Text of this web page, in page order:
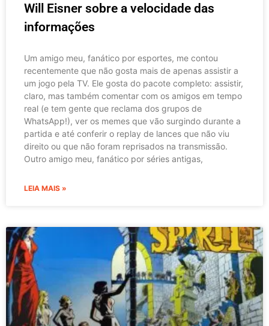
Will Eisner sobre a velocidade das
informações
Um amigo meu, fanático por esportes, me contou
recentemente que não gosta mais de apenas assistir a
um jogo pela TV. Ele gosta do pacote completo: assistir,
claro, mas também comentar com os amigos em tempo
real (e tem gente que reclama dos grupos de
WhatsApp!), ver os memes que vão surgindo durante a
partida e até conferir o replay de lances que não viu
direito ou que não foram reprisados na transmissão.
Outro amigo meu, fanático por séries antigas,
LEIA MAIS »